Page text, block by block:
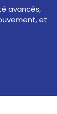
avancés,
et